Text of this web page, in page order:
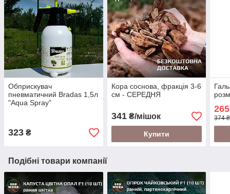
Обприскувач
пневматичний Bradas 1,5л
"Aqua Spray"
323 ₴
Кора соснова, фракція 3-6
см - СЕРЕДНЯ
341₴/мішок
Купити
374
Подібні товари компанії